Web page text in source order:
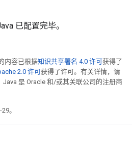
已配置完毕。
内容已根据知识共享署名 4.0 许可获得了
2.0 许可获得了许可。有关详情，请
Java 是 Oracle 和/或其关联公司的注册商
。